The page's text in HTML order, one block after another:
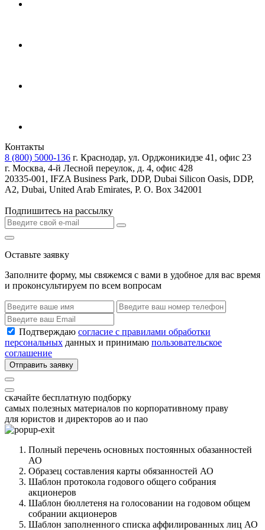
Контакты
8 (800) 5000-136 г. Краснодар, ул. Орджоникидзе 41, офис 23
г. Москва, 4-й Лесной переулок, д. 4, офис 428
20335-001, IFZA Business Park, DDP, Dubai Silicon Oasis, DDP,
A2, Dubai, United Arab Emirates, P. O. Box 342001
Подпишитесь на рассылку
Оставьте заявку
Заполните форму, мы свяжемся с вами в удобное для вас время
и проконсультируем по всем вопросам
Подтверждаю согласие с правилами обработки
персональных данных и принимаю пользовательское
соглашение
Отправить заявку
скачайте бесплатную подборку
самых полезных материалов по корпоративному праву
для юристов и директоров ао и пао
Полный перечень основных постоянных обазанностей
АО
Образец составления карты обязанностей АО
Шаблон протокола годового общего собрания
акционеров
Шаблон бюллетеня на голосовании на годовом общем
собрании акционеров
Шаблон заполненного списка аффилированных лиц АО